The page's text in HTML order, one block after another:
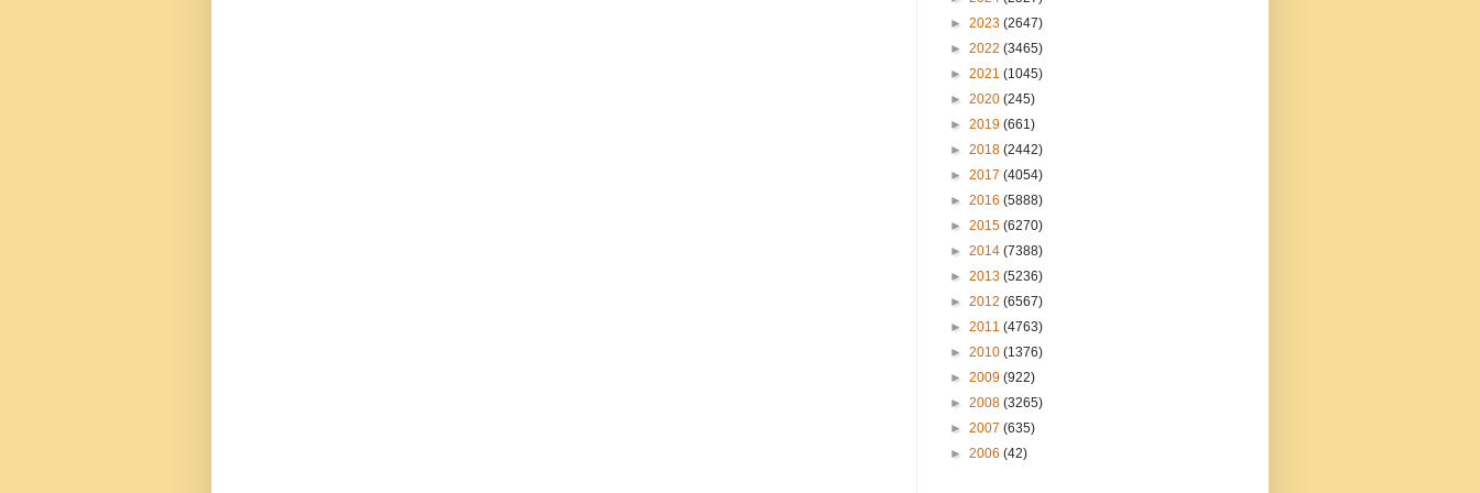
► 2023 (2647)
► 2022 (3465)
► 2021 (1045)
► 2020 (245)
► 2019 (661)
► 2018 (2442)
► 2017 (4054)
► 2016 (5888)
► 2015 (6270)
► 2014 (7388)
► 2013 (5236)
► 2012 (6567)
► 2011 (4763)
► 2010 (1376)
► 2009 (922)
► 2008 (3265)
► 2007 (635)
► 2006 (42)